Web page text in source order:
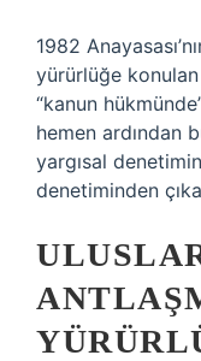
1982
yürürlüğe konulan
“kanun
hemen ardından
yargısal
denetiminden